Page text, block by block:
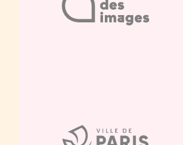
Ville
de